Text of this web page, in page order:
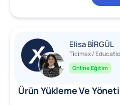
Elisa BİRGÜL
Ticimax /
Online Eğitim
Ürün Yükleme Ve